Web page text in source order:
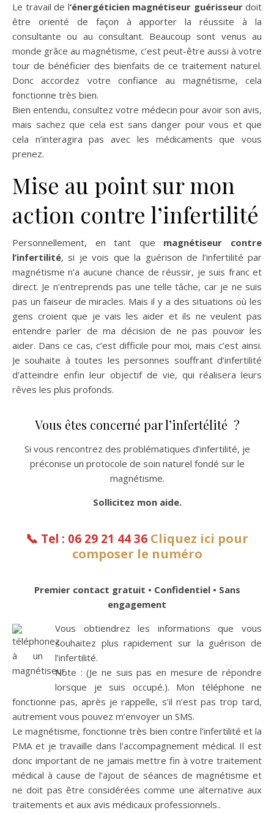
Le travail de l‘énergéticien magnétiseur guérisseur doit
être orienté de façon à apporter la réussite à la
consultante ou au consultant. Beaucoup sont venus au
monde grâce au magnétisme, c’est peut-être aussi à votre
tour de bénéficier des bienfaits de ce traitement naturel.
Donc accordez votre confiance au magnétisme, cela
fonctionne très bien.
Bien entendu, consultez votre médecin pour avoir son avis,
mais sachez que cela est sans danger pour vous et que
cela n’interagira pas avec les médicaments que vous
prenez.
Mise au point sur mon
action contre l’infertilité
Personnellement, en tant que magnétiseur contre
l’infertilité, si je vois que la guérison de l’infertilité par
magnétisme n’a aucune chance de réussir, je suis franc et
direct. Je n’entreprends pas une telle tâche, car je ne suis
pas un faiseur de miracles. Mais il y a des situations où les
gens croient que je vais les aider et ils ne veulent pas
entendre parler de ma décision de ne pas pouvoir les
aider. Dans ce cas, c’est difficile pour moi, mais c’est ainsi.
Je souhaite à toutes les personnes souffrant d’infertilité
d’atteindre enfin leur objectif de vie, qui réalisera leurs
rêves les plus profonds.
Vous êtes concerné par l’infertélité ?
Si vous rencontrez des problématiques d’infertilité, je
préconise un protocole de soin naturel fondé sur le
magnétisme.
Sollicitez mon aide.
📞 Tel : 06 29 21 44 36 Cliquez ici pour
composer le numéro
Premier contact gratuit • Confidentiel • Sans
engagement
Vous obtiendrez les informations que vous
souhaitez plus rapidement sur la guérison de
l’infertilité.
Note : (Je ne suis pas en mesure de répondre
lorsque je suis occupé.). Mon téléphone ne
fonctionne pas, après je rappelle, s’il n’est pas trop tard,
autrement vous pouvez m’envoyer un SMS.
Le magnétisme, fonctionne très bien contre l’infertilité et la
PMA et je travaille dans l’accompagnement médical. Il est
donc important de ne jamais mettre fin à votre traitement
médical à cause de l’ajout de séances de magnétisme et
ne doit pas être considérées comme une alternative aux
traitements et aux avis médicaux professionnels..